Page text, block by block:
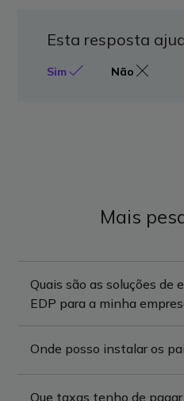
Esta resposta
Sim Não
Mais
Quais são as soluções de
EDP para a minha
Onde posso instalar os
Que taxas tenho de